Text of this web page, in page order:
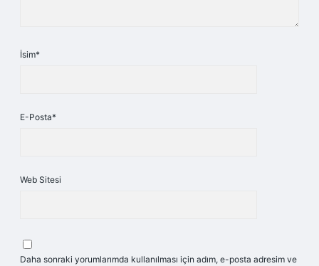
İsim*
E-Posta*
Web Sitesi
Daha sonraki yorumlarımda kullanılması için adım, e-posta adresim ve